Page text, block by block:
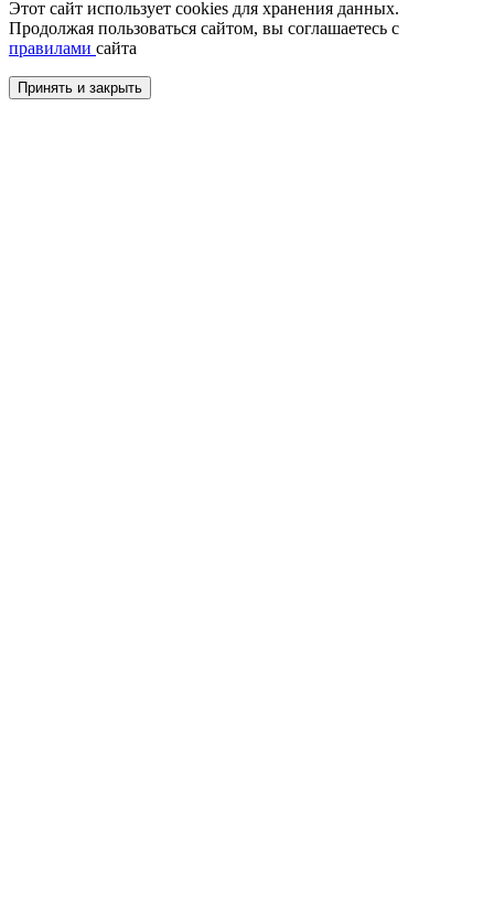
Этот сайт использует cookies для хранения данных.
Продолжая пользоваться сайтом, вы соглашаетесь с
правилами сайта
Принять и закрыть